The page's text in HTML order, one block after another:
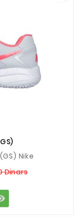
Nike
DinarsPrix
Prix